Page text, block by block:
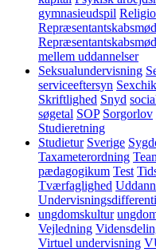
gymnasieudspil
mellem uddannelser
Seksualundervisning
serviceeftersyn
Skriftlighed Snyd
søgetal SOP Sorgorlov
Studieretning
Studietur Sverige
Taxameterordning
pædagogikum Test
Tværfaglighed
ungdomskultur
Vejledning
Virtuel undervisning